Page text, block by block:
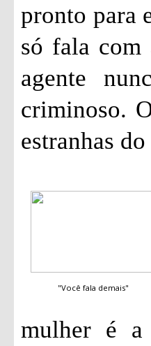
pronto para
só fala com
agente
criminoso.
estranhas
"Você fala demais"
mulher é a